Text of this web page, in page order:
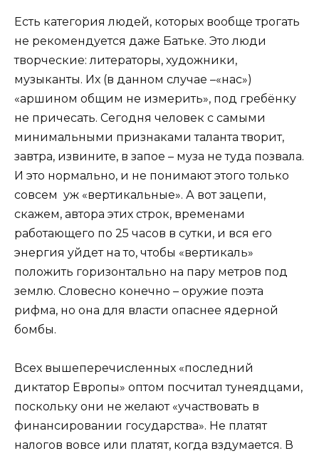
Есть категория людей, которых вообще трогать
не рекомендуется даже Батьке. Это люди
творческие: литераторы, художники,
музыканты. Их (в данном случае –«нас»)
«аршином общим не измерить», под гребёнку
не причесать. Сегодня человек с самыми
минимальными признаками таланта творит,
завтра, извините, в запое – муза не туда позвала.
И это нормально, и не понимают этого только
совсем уж «вертикальные». А вот зацепи,
скажем, автора этих строк, временами
работающего по 25 часов в сутки, и вся его
энергия уйдет на то, чтобы «вертикаль»
положить горизонтально на пару метров под
землю. Словесно конечно – оружие поэта
рифма, но она для власти опаснее ядерной
бомбы.
Всех вышеперечисленных «последний
диктатор Европы» оптом посчитал тунеядцами,
поскольку они не желают «участвовать в
финансировании государства». Не платят
налогов вовсе или платят, когда вздумается. В